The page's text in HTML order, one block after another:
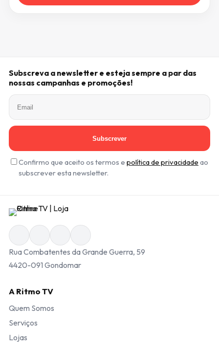
Subscreva a newsletter e esteja sempre a par das
nossas campanhas e promoções!
Subscrever
Confirmo que aceito os termos e política de privacidade ao
subscrever esta newsletter.
Rua Combatentes da Grande Guerra, 59
4420-091 Gondomar
A Ritmo TV
Quem Somos
Serviços
Lojas